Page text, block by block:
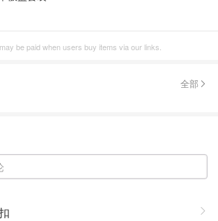
be paid when users buy items via our links.
全部